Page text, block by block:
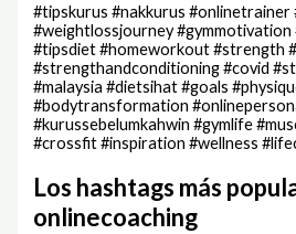
#tipskurus #nakkurus #onlinetrainer
#weightlossjourney #gymmotivation
#tipsdiet #homeworkout #strength
#strengthandconditioning #covid
#malaysia #dietsihat #goals
#bodytransformation
#kurussebelumkahwin #gymlife
#crossfit #inspiration #wellness
Los hashtags más
onlinecoaching